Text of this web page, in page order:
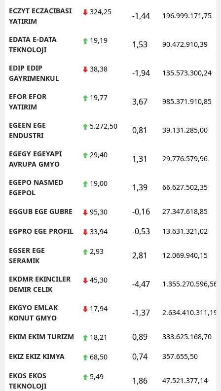
ECZYT ECZACIBASI
YATIRIM
324,25 -1,44 196.999.171,75
EDATA E-DATA
TEKNOLOJI
19,19 1,53 90.472.910,39
EDIP EDIP
GAYRIMENKUL
38,38 -1,94 135.573.300,24
EFOR EFOR
YATIRIM
19,77 3,67 985.371.910,85
EGEEN EGE
ENDUSTRI
5.272,50 0,81 39.131.285,00
EGEGY EGEYAPI
AVRUPA GMYO
29,40 1,31 29.776.579,96
EGEPO NASMED
EGEPOL
19,00 1,39 66.627.502,35
EGGUB EGE GUBRE 95,30 -0,16 27.347.618,85
EGPRO EGE PROFIL 33,94 -0,53 13.631.321,02
EGSER EGE
SERAMIK
2,93 2,81 12.069.940,15
EKDMR EKINCILER
DEMIR CELIK
45,30 -4,47 1.355.270.596,56
EKGYO EMLAK
KONUT GMYO
17,94 -1,37 2.634.410.311,19
EKIM EKIM TURIZM 18,21 0,89 333.625.168,70
EKIZ EKIZ KIMYA 68,50 0,74 357.655,50
EKOS EKOS
TEKNOLOJI
5,49 1,86 47.521.377,14